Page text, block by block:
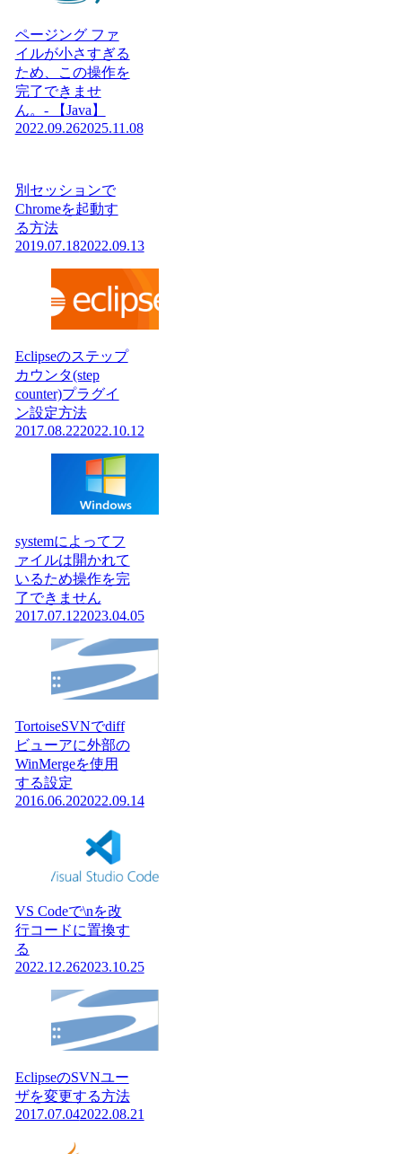
ページング ファ
イルが小さすぎる
ため、この操作を
完了できませ
ん。- 【Java】
2022.09.262025.11.08
別セッションで
Chromeを起動す
る方法
2019.07.182022.09.13
Eclipseのステップ
カウンタ(step
counter)プラグイ
ン設定方法
2017.08.222022.10.12
systemによってフ
ァイルは開かれて
いるため操作を完
了できません
2017.07.122023.04.05
TortoiseSVNでdiff
ビューアに外部の
WinMergeを使用
する設定
2016.06.202022.09.14
VS Codeで\nを改
行コードに置換す
る
2022.12.262023.10.25
EclipseのSVNユー
ザを変更する方法
2017.07.042022.08.21